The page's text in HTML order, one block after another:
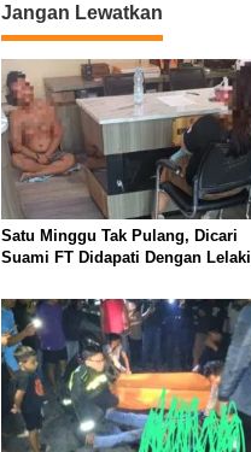
i
g
a
s
i
p
o
s
Jangan Lewatkan
Satu Minggu Tak Pulang, Dicari
Suami FT Didapati Dengan Lelaki